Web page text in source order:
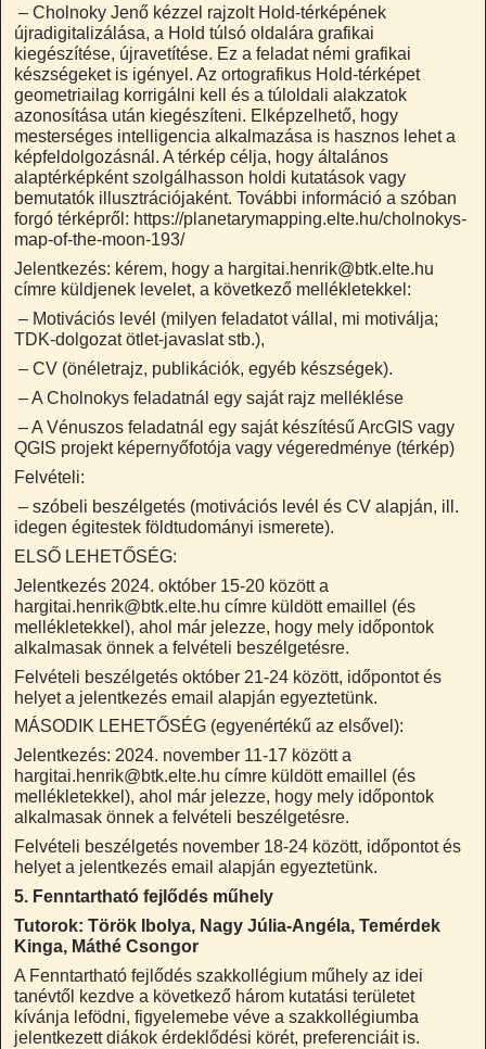
– Cholnoky Jenő kézzel rajzolt Hold-térképének
újradigitalizálása, a Hold túlsó oldalára grafikai
kiegészítése, újravetítése. Ez a feladat némi grafikai
készségeket is igényel. Az ortografikus Hold-térképet
geometriailag korrigálni kell és a túloldali alakzatok
azonosítása után kiegészíteni. Elképzelhető, hogy
mesterséges intelligencia alkalmazása is hasznos lehet a
képfeldolgozásnál. A térkép célja, hogy általános
alaptérképként szolgálhasson holdi kutatások vagy
bemutatók illusztrációjaként. További információ a szóban
forgó térképről: https://planetarymapping.elte.hu/cholnokys-
map-of-the-moon-193/
Jelentkezés: kérem, hogy a hargitai.henrik@btk.elte.hu
címre küldjenek levelet, a következő mellékletekkel:
– Motivációs levél (milyen feladatot vállal, mi motiválja;
TDK-dolgozat ötlet-javaslat stb.),
– CV (önéletrajz, publikációk, egyéb készségek).
– A Cholnokys feladatnál egy saját rajz melléklése
– A Vénuszos feladatnál egy saját készítésű ArcGIS vagy
QGIS projekt képernyőfotója vagy végeredménye (térkép)
Felvételi:
– szóbeli beszélgetés (motivációs levél és CV alapján, ill.
idegen égitestek földtudományi ismerete).
ELSŐ LEHETŐSÉG:
Jelentkezés 2024. október 15-20 között a
hargitai.henrik@btk.elte.hu címre küldött emaillel (és
mellékletekkel), ahol már jelezze, hogy mely időpontok
alkalmasak önnek a felvételi beszélgetésre.
Felvételi beszélgetés október 21-24 között, időpontot és
helyet a jelentkezés email alapján egyeztetünk.
MÁSODIK LEHETŐSÉG (egyenértékű az elsővel):
Jelentkezés: 2024. november 11-17 között a
hargitai.henrik@btk.elte.hu címre küldött emaillel (és
mellékletekkel), ahol már jelezze, hogy mely időpontok
alkalmasak önnek a felvételi beszélgetésre.
Felvételi beszélgetés november 18-24 között, időpontot és
helyet a jelentkezés email alapján egyeztetünk.
5. Fenntartható fejlődés műhely
Tutorok: Török Ibolya, Nagy Júlia-Angéla, Temérdek
Kinga, Máthé Csongor
A Fenntartható fejlődés szakkollégium műhely az idei
tanévtől kezdve a következő három kutatási területet
kívánja lefödni, figyelemebe véve a szakkollégiumba
jelentkezett diákok érdeklődési körét, preferenciáit is.